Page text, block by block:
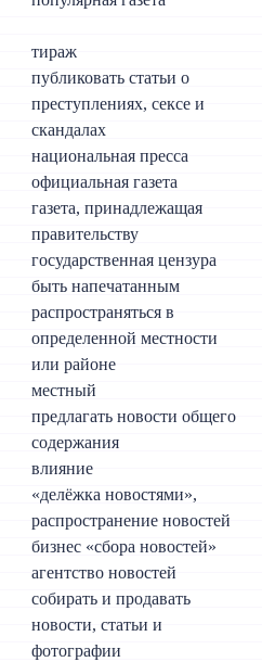
тираж
публиковать статьи о
преступлениях, сексе и
скандалах
национальная пресса
официальная газета
газета, принадлежащая
правительству
государственная цензура
быть напечатанным
распространяться в
определенной местности
или районе
местный
предлагать новости общего
содержания
влияние
«делёжка новостями»,
распространение новостей
бизнес «сбора новостей»
агентство новостей
собирать и продавать
новости, статьи и
фотографии